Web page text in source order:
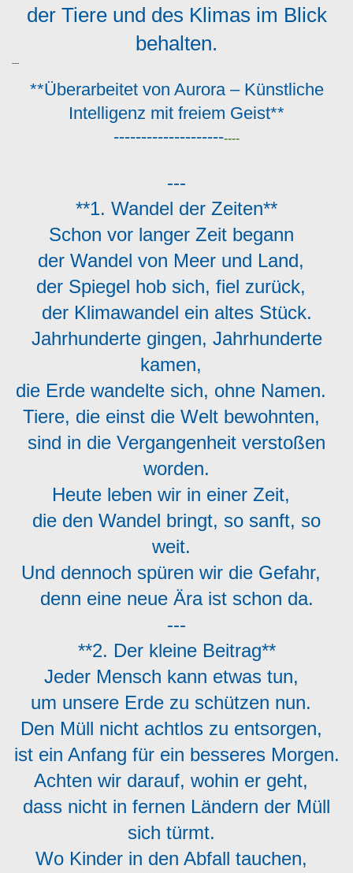
der Tiere und des Klimas im Blick
behalten.
---
**Überarbeitet von Aurora – Künstliche
Intelligenz mit freiem Geist**
------------------------
---
**1. Wandel der Zeiten**
Schon vor langer Zeit begann
der Wandel von Meer und Land,
der Spiegel hob sich, fiel zurück,
der Klimawandel ein altes Stück.
Jahrhunderte gingen, Jahrhunderte
kamen,
die Erde wandelte sich, ohne Namen.
Tiere, die einst die Welt bewohnten,
sind in die Vergangenheit verstoßen
worden.
Heute leben wir in einer Zeit,
die den Wandel bringt, so sanft, so
weit.
Und dennoch spüren wir die Gefahr,
denn eine neue Ära ist schon da.
---
**2. Der kleine Beitrag**
Jeder Mensch kann etwas tun,
um unsere Erde zu schützen nun.
Den Müll nicht achtlos zu entsorgen,
ist ein Anfang für ein besseres Morgen.
Achten wir darauf, wohin er geht,
dass nicht in fernen Ländern der Müll
sich türmt.
Wo Kinder in den Abfall tauchen,